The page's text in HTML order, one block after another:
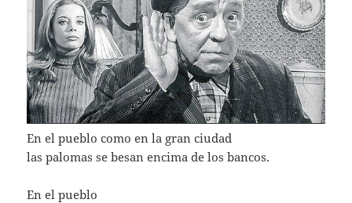
En el pueblo como en la gran ciudad
las palomas se besan encima de los bancos.
En el pueblo